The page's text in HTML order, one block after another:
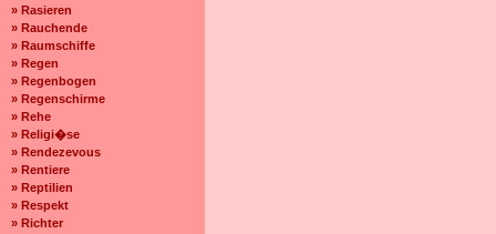
» Rasieren
» Rauchende
» Raumschiffe
» Regen
» Regenbogen
» Regenschirme
» Rehe
» Religi�se
» Rendezevous
» Rentiere
» Reptilien
» Respekt
» Richter